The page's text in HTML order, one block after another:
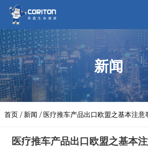
新闻
首页/ 新闻 /医疗推车产品出口欧盟之基本注意
医疗推车产品出口欧盟之基本注